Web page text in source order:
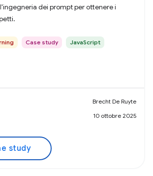
dei prompt per ottenere i
Case study JavaScript
Brecht De Ruyte
10 ottobre 2025
study